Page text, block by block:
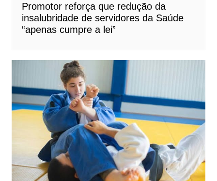
Promotor reforça que redução da
insalubridade de servidores da Saúde
“apenas cumpre a lei”